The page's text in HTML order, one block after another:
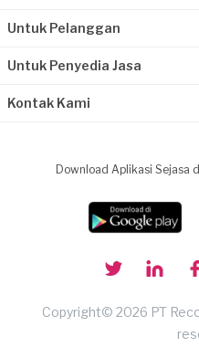
Untuk Pelanggan
Untuk Penyedia Jasa
Kontak Kami
Download Aplikasi Sejasa
Copyright© 2026 PT